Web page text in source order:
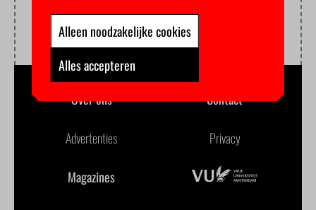
Over ons Contact
Advertenties Privacy
Magazines
Alleen noodzakelijke cookies
Alles accepteren